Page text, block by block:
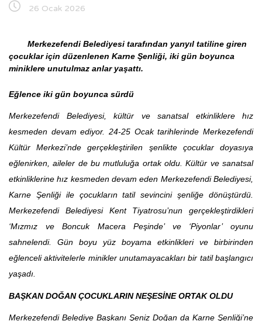
26 Ocak 2026
Merkezefendi Belediyesi tarafından yarıyıl tatiline giren
çocuklar için düzenlenen Karne Şenliği, iki gün boyunca
miniklere unutulmaz anlar yaşattı.
Eğlence iki gün boyunca sürdü
Merkezefendi Belediyesi, kültür ve sanatsal etkinliklere hız
kesmeden devam ediyor. 24-25 Ocak tarihlerinde Merkezefendi
Kültür Merkezi’nde gerçekleştirilen şenlikte çocuklar doyasıya
eğlenirken, aileler de bu mutluluğa ortak oldu. Kültür ve sanatsal
etkinliklerine hız kesmeden devam eden Merkezefendi Belediyesi,
Karne Şenliği ile çocukların tatil sevincini şenliğe dönüştürdü.
Merkezefendi Belediyesi Kent Tiyatrosu’nun gerçekleştirdikleri
‘Mızmız ve Boncuk Macera Peşinde’ ve ‘Piyonlar’ oyunu
sahnelendi. Gün boyu yüz boyama etkinlikleri ve birbirinden
eğlenceli aktivitelerle minikler unutamayacakları bir tatil başlangıcı
yaşadı.
BAŞKAN DOĞAN ÇOCUKLARIN NEŞESİNE ORTAK OLDU
Merkezefendi Belediye Başkanı Şeniz Doğan da Karne Şenliği’ne